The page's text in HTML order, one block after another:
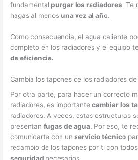
fundamental purgar los radiadores. Te
hagas al menos una vez al año.
Como consecuencia, el agua caliente
completo en los radiadores y el equipo
de eficiencia.
Cambia los tapones de los radiadores
Por otra parte, para hacer un correcto
radiadores, es importantecambiar los
radiadores. A veces, estas estructuras
presentanfugas de agua. Por eso, te
comunicarte con un servicio técnico
recambio de los tapones por ti con
seguridad necesarios.